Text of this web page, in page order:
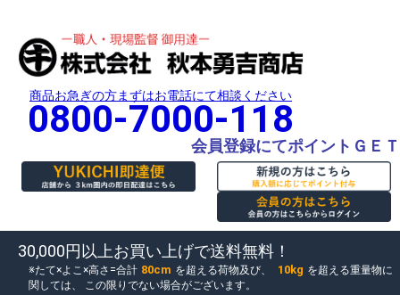
商品お急ぎの方まずはお電話にて相談ください
0800-7000-118
会員登録にてポイントＧＥＴ
30,000円以上お買い上げで送料無料！
たて×よこ×高さ=合計 80cm を超える荷物及び、 10kg を超える重量物に
関しては、
この限りでない場合がございます。